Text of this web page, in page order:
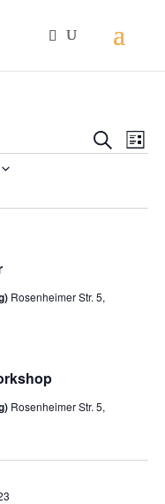
Suche
SucheListe
Rosenheimer Str. 5,
Rosenheimer Str. 5,